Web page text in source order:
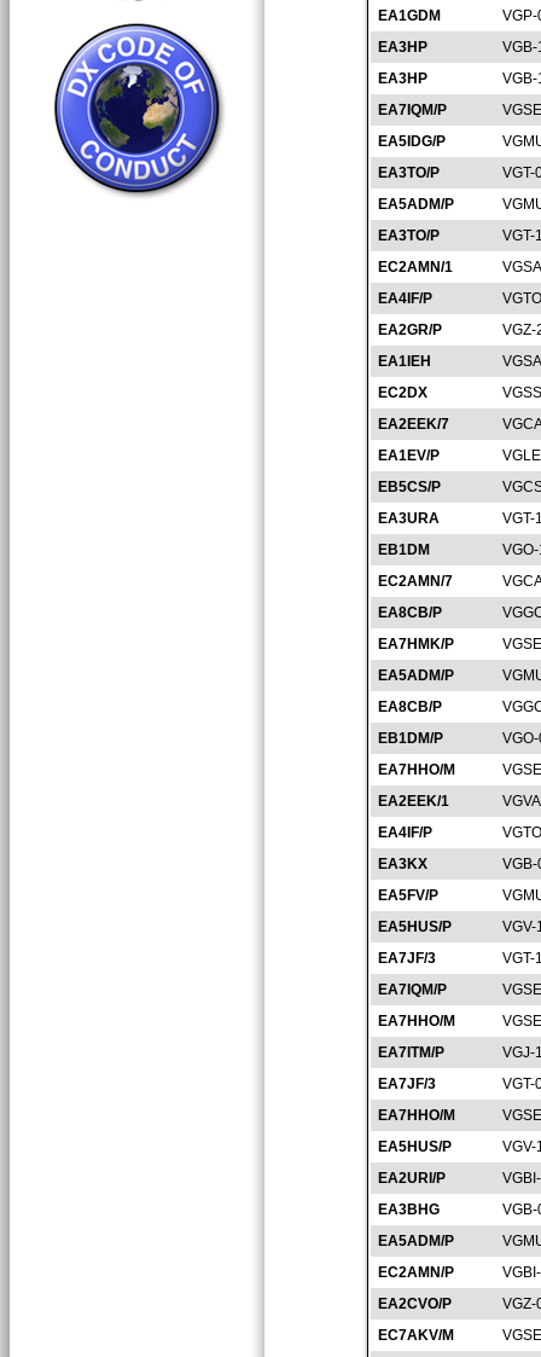
EA1GDM
EA3HP
EA3HP
EA7IQM/P
EA5IDG/P
EA3TO/P
VGT-
EA5ADM/P
EA3TO/P
VGT-
EC2AMN/1
EA4IF/P
EA2GR/P
VGZ-
EA1IEH
EC2DX
EA2EEK/7
EA1EV/P
EB5CS/P
EA3URA
VGT-
EB1DM
EC2AMN/7
EA8CB/P
EA7HMK/P
EA5ADM/P
EA8CB/P
EB1DM/P
EA7HHO/M
EA2EEK/1
EA4IF/P
EA3KX
EA5FV/P
EA5HUS/P
VGV-
EA7JF/3
VGT-
EA7IQM/P
EA7HHO/M
EA7ITM/P
VGJ-
EA7JF/3
VGT-
EA7HHO/M
EA5HUS/P
VGV-
EA2URI/P
EA3BHG
EA5ADM/P
EC2AMN/P
EA2CVO/P
VGZ-
EC7AKV/M